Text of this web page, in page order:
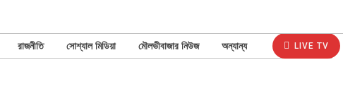
রাজনীতি সোশ্যাল মিডিয়া মৌলভীবাজার নিউজ অন্যান্য LIVE TV